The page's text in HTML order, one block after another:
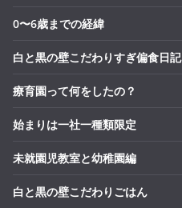
0〜6歳までの経緯
白と黒の壁こだわりすぎ偏食日記
療育園って何をしたの？
始まりは一社一種類限定
未就園児教室と幼稚園編
白と黒の壁こだわりごはん